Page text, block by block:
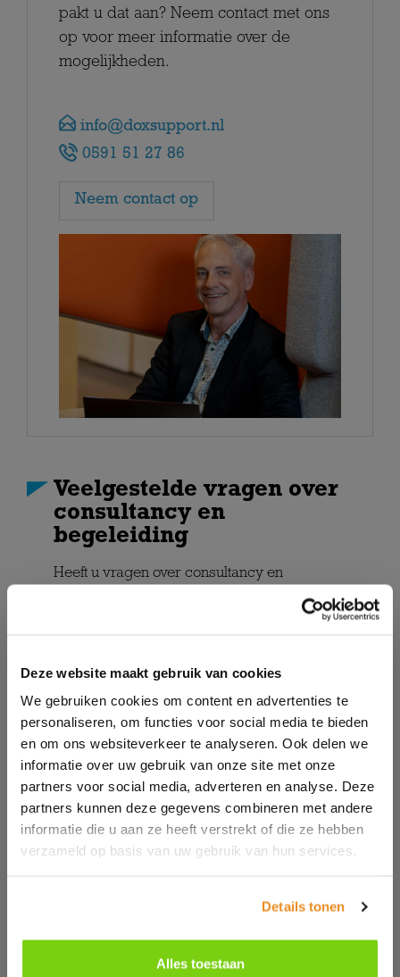
Deze website maakt gebruik van cookies
We gebruiken cookies om content en advertenties te
personaliseren, om functies voor social media te bieden
en om ons websiteverkeer te analyseren. Ook delen we
informatie over uw gebruik van onze site met onze
partners voor social media, adverteren en analyse. Deze
partners kunnen deze gegevens combineren met andere
informatie die u aan ze heeft verstrekt of die ze hebben
verzameld op basis van uw gebruik van hun services.
Details tonen
Alles toestaan
pakt u dat aan? Neem contact met ons
op voor meer informatie over de
mogelijkheden.
info@doxsupport.nl
0591 51 27 86
Neem contact op
Veelgestelde vragen over
consultancy en
begeleiding
Heeft u vragen over consultancy en
begeleiding? Hieronder beantwoorden we
de meest gestelde vragen. Staat uw vraag er
WAT IS CONSULTANCY EN
BEGELEIDING BINNEN
INFORMATIEBEHEER?
WAAROM IS GOEDE
CONSULTANCY EN BEGELEIDING
BELANGRIJK?
WAT ZIJN DE VOORDELEN VAN
CONSULTANCY EN BEGELEIDING